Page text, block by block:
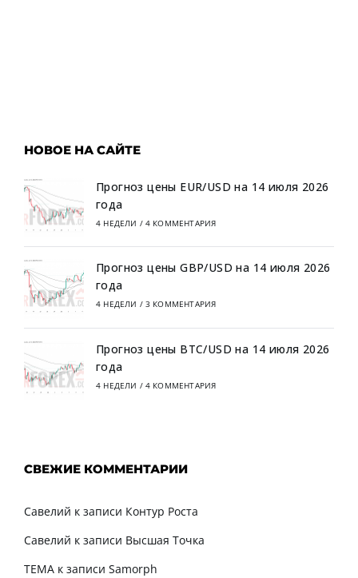
НОВОЕ НА САЙТЕ
Прогноз цены EUR/USD на 14 июля 2026
года
4 НЕДЕЛИ / 4 КОММЕНТАРИЯ
Прогноз цены GBP/USD на 14 июля 2026
года
4 НЕДЕЛИ / 3 КОММЕНТАРИЯ
Прогноз цены BTC/USD на 14 июля 2026
года
4 НЕДЕЛИ / 4 КОММЕНТАРИЯ
СВЕЖИЕ КОММЕНТАРИИ
Савелий к записи Контур Роста
Савелий к записи Высшая Точка
TEMA к записи Samorph